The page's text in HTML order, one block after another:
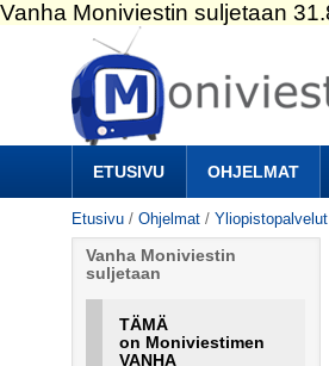
Siirry
sisältöön.
|
Siirry
navigointiin
ETUSIVU OHJELMAT
Etusivu /Ohjelmat /Yliopistopalvelut
Vanha Moniviestin
suljetaan
TÄMÄ
on Moniviestimen
VANHA